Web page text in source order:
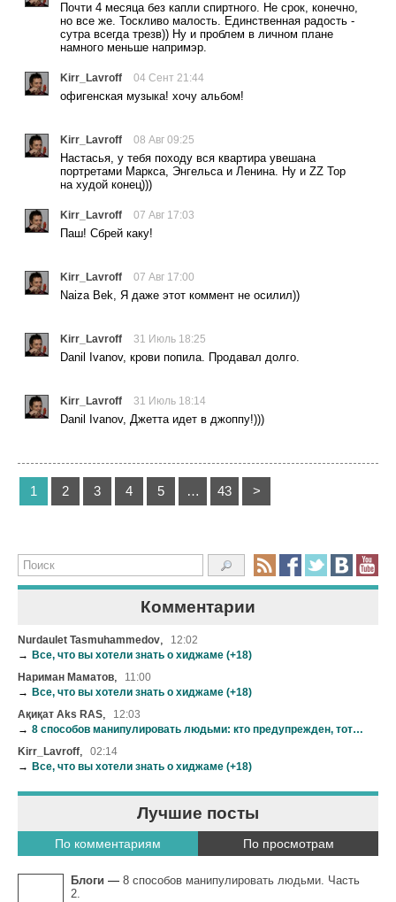
Комментарии
Nurdaulet Tasmuhammedov,
12:02
→
Все, что вы хотели знать о хиджаме (+18)
Нариман Маматов,
11:00
→
Все, что вы хотели знать о хиджаме (+18)
Ақиқат Aks RAS,
12:03
→ 8 способов манипулировать людьми: кто предупрежден, тот вооружен
Kirr_Lavroff, 02:14
→
Все, что вы хотели знать о хиджаме (+18)
Лучшие посты
По комментариям По просмотрам
Блоги — 8 способов манипулировать людьми. Часть
2.
Почти 4 месяца без капли спиртного. Не срок, конечно,
но все же. Тоскливо малость. Единственная радость -
сутра всегда трезв)) Ну и проблем в личном плане
намного меньше напримэр.
Kirr_Lavroff 04 Сент 21:44
офигенская музыка! хочу альбом!
Kirr_Lavroff 08 Авг 09:25
Настасья, у тебя походу вся квартира увешана
портретами Маркса, Энгельса и Ленина. Ну и ZZ Top
на худой конец)))
Kirr_Lavroff 07 Авг 17:03
Паш! Сбрей каку!
Kirr_Lavroff 07 Авг 17:00
Naiza Bek, Я даже этот коммент не осилил))
Kirr_Lavroff 31 Июль 18:25
Danil Ivanov, крови попила. Продавал долго.
Kirr_Lavroff 31 Июль 18:14
Danil Ivanov, Джетта идет в джоппу!)))
1 2 3 4 5 … 43 >